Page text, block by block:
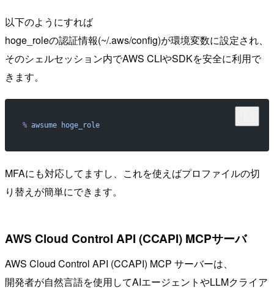
以下のようにすれば
hoge_roleの認証情報(~/.aws/config)が環境変数に設定され、
そのシェルセッション内でAWS CLIやSDKを安全に利用で
きます。
% awsume hoge_role
MFAにも対応してますし、これを使えばプロファイルの切
り替えが簡単にできます。
AWS Cloud Control API (CCAPI) MCPサーバ
AWS Cloud Control API (CCAPI) MCP サーバーは、
開発者が自然言語を使用してAIエージェントやLLMクライア